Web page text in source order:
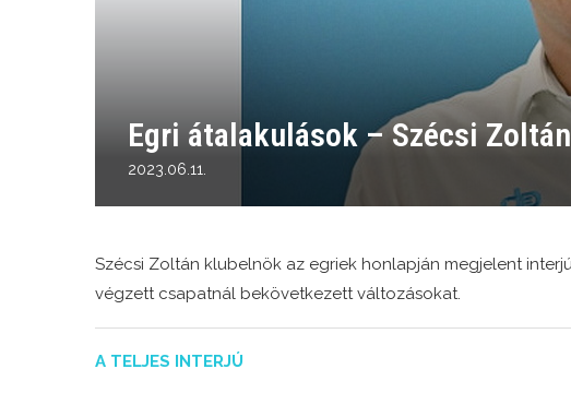
Egri átalakulások – Szécsi
2023.06.11.
Szécsi Zoltán klubelnök az egriek honlapján megjelent
végzett csapatnál bekövetkezett változásokat.
A TELJES INTERJÚ